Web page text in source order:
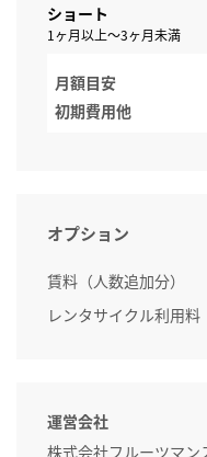
ショート
1ヶ月以上～3ヶ月未満
月額目安
初期費用他
オプション
賃料（人数追加分）
レンタサイクル利用料
運営会社
株式会社フルーツマン